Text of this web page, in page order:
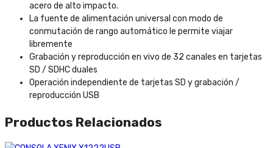
acero de alto impacto.
La fuente de alimentación universal con modo de
conmutación de rango automático le permite viajar
libremente
Grabación y reproducción en vivo de 32 canales en tarjetas
SD / SDHC duales
Operación independiente de tarjetas SD y grabación /
reproducción USB
Productos Relacionados